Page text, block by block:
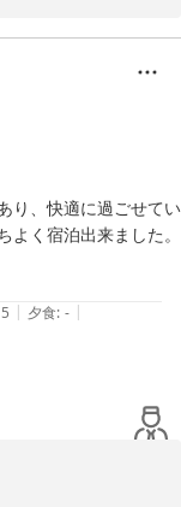
しく存じます。
スーパーの多い所で
楽しめると、お客
をご利用いただけ
ございました。
り、快適に過ごせてい
く宿泊出来ました。
5 | 夕食: - |